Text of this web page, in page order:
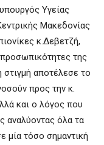
Υγείας
Μακεδονίας
κ.Δεβετζή,
της
αποτέλεσε το
προς την κ.
και ο λόγος που
αναλύοντας όλα τα
μία τόσο σημαντική